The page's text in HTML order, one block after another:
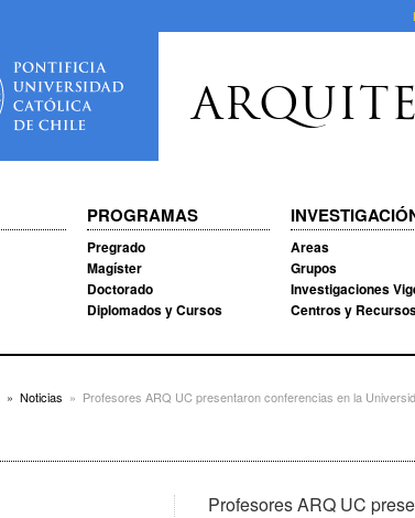
PROGRAMAS
Pregrado
Magíster
Doctorado
Diplomados y Cursos
Areas
Grupos
Investigaciones
Centros y
Noticias Profesores ARQ UC presentaron conferencias en la
Profesores ARQ UC